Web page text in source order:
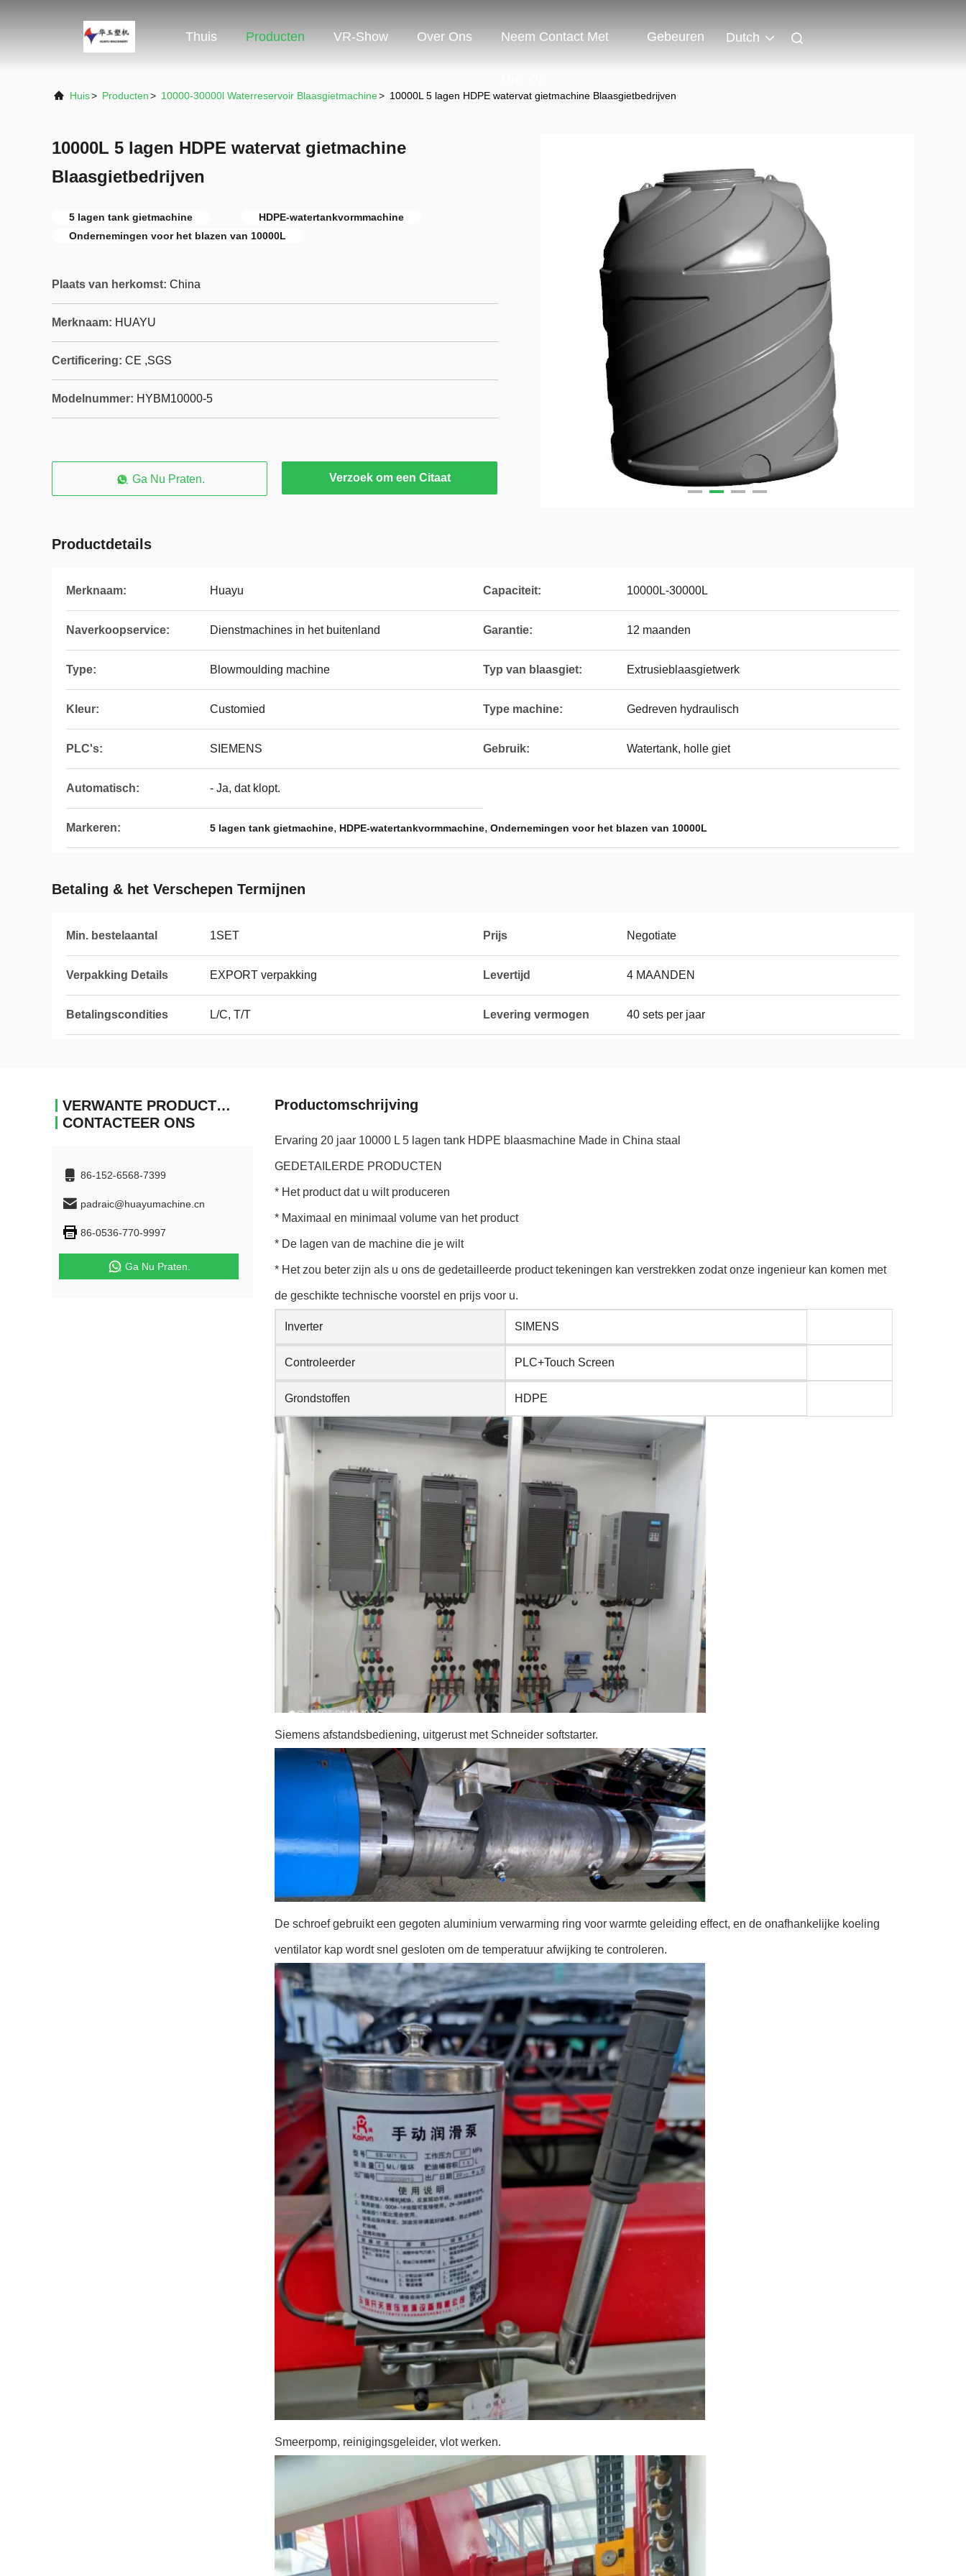
Thuis Producten VR-Show Over Ons Neem Contact Met Gebeuren Dutch
Huis> Producten> 10000-30000l Waterreservoir Blaasgietmachine> 10000L 5 lagen HDPE watervat gietmachine Blaasgietbedrijven
10000L 5 lagen HDPE watervat gietmachine
Blaasgietbedrijven
5 lagen tank gietmachine
HDPE-watertankvormmachine
Ondernemingen voor het blazen van 10000L
Plaats van herkomst: China
Merknaam: HUAYU
Certificering: CE ,SGS
Modelnummer: HYBM10000-5
Ga Nu Praten. Verzoek om een Citaat
Productdetails
Merknaam: Huayu Capaciteit: 10000L-30000L
Naverkoopservice: Dienstmachines in het buitenland Garantie: 12 maanden
Type: Blowmoulding machine Typ van blaasgiet: Extrusieblaasgietwerk
Kleur: Customied Type machine: Gedreven hydraulisch
PLC's: SIEMENS Gebruik: Watertank, holle giet
Automatisch: - Ja, dat klopt.
Markeren: 5 lagen tank gietmachine, HDPE-watertankvormmachine, Ondernemingen voor het blazen van 10000L
Betaling & het Verschepen Termijnen
Min. bestelaantal 1SET Prijs Negotiate
Verpakking Details EXPORT verpakking Levertijd 4 MAANDEN
Betalingscondities L/C, T/T Levering vermogen 40 sets per jaar
VERWANTE PRODUCTEN
CONTACTEER ONS
86-152-6568-7399
padraic@huayumachine.cn
86-0536-770-9997
Ga Nu Praten.
Productomschrijving
Ervaring 20 jaar 10000 L 5 lagen tank HDPE blaasmachine Made in China staal
GEDETAILERDE PRODUCTEN
* Het product dat u wilt produceren
* Maximaal en minimaal volume van het product
* De lagen van de machine die je wilt
* Het zou beter zijn als u ons de gedetailleerde product tekeningen kan verstrekken zodat onze ingenieur kan komen met
de geschikte technische voorstel en prijs voor u.
Inverter SIMENS
Controleerder PLC+Touch Screen
Grondstoffen HDPE
Siemens afstandsbediening, uitgerust met Schneider softstarter.
De schroef gebruikt een gegoten aluminium verwarming ring voor warmte geleiding effect, en de onafhankelijke koeling
ventilator kap wordt snel gesloten om de temperatuur afwijking te controleren.
Smeerpomp, reinigingsgeleider, vlot werken.